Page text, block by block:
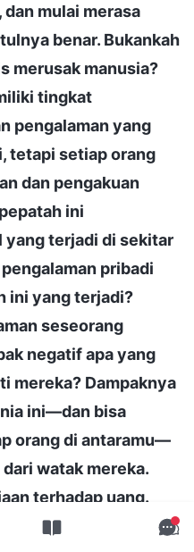
mulai merasa
benar. Bukankah
merusak manusia?
tingkat
pengalaman yang
tetapi setiap orang
dan pengakuan
ini
yang terjadi di sekitar
pribadi
ini yang terjadi?
seseorang
negatif apa yang
mereka? Dampaknya
ini—dan bisa
orang di antaramu—
watak mereka.
terhadap uang.
ini dari hati orang? Itu